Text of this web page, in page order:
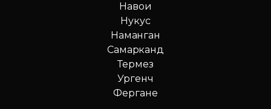
Навои
Нукус
Наманган
Самарканд
Термез
Ургенч
Фергане